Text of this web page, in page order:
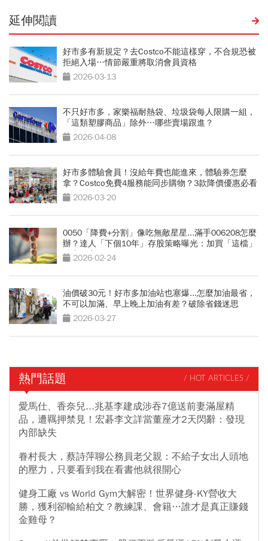
延伸閱讀
好市多有新規定？去Costco不能這樣穿，不合規恐被
拒絕入場…情節嚴重將取消會員資格
2026-03-13
不只好市多，家樂福耐熱袋、垃圾袋每人限購一組，
「這類塑膠商品」除外…哪些賣場跟進？
2026-04-08
好市多體驗會員！沒給年費也能進來，體驗券怎麼
拿？Costco免費4服務能同步購物？3款降價優惠必看
2026-03-20
0050「降費+分割」像吃無敵星星...滿手006208怎麼
辦？達人「下個10年」存股策略曝光：加買「這檔」
勝率更高
2026-02-24
油價破30元！好市多加油站也塞爆...怎麼加油最省，
不可以加滿、早上晚上加油有差？破除省錢迷思
2026-03-27
熱門話題 / HOT ARTICLES /
愛馬仕、香奈兒...兆基李建成涉吞7億送前妻滿屋精
品，遭羈押禁見！宏碁李文詳當董座才2天閃辭：發現
內部缺失
眷村長大，蔡詩萍聊公務員老父親：不給子女出人頭地
的壓力，只要看到我在看書他就很開心
健身工廠 vs World Gym大解密！世界健身-KY營收大
勝，獲利卻輸給柏文？教練課、會籍…誰才是真正賺錢
金雞母？